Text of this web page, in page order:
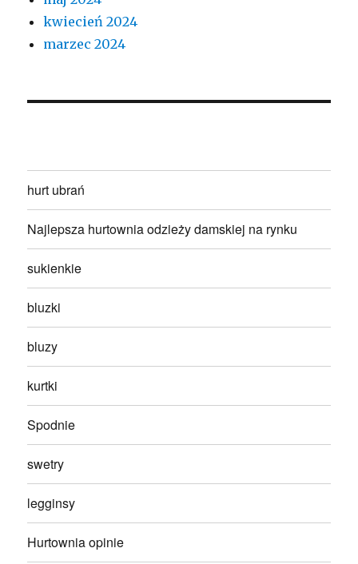
kwiecień 2024
marzec 2024
hurt ubrań
Najlepsza hurtownia odzieży damskiej na rynku
sukienkie
bluzki
bluzy
kurtki
Spodnie
swetry
legginsy
Hurtownia opinie